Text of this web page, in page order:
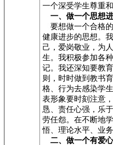
一个深受学生尊重
一、做一个思想
要想做一个合格
健康进步的思想。
己，爱岗敬业，为
生。我积极参加各
记。我还深知要教
则，时时做到教书
格、行为去感染学
表形象要时刻注意
恳、责任心强，乐
劳任怨。在不断地
悟、理论水平、业
二、做一个有爱心